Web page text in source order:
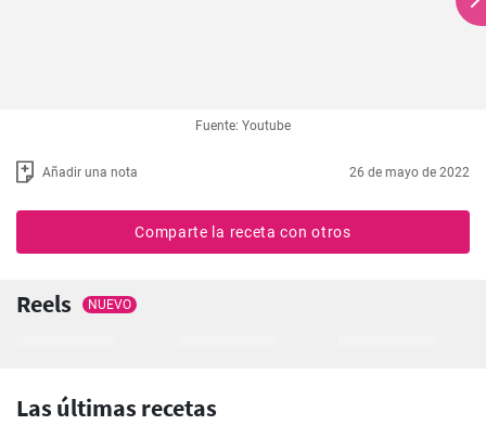
Fuente: Youtube
Añadir una nota 26 de mayo de 2022
Comparte la receta con otros
Reels NUEVO
Las últimas recetas